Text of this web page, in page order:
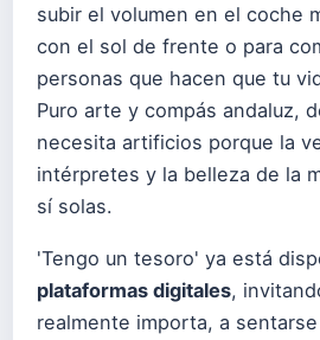
subir el volumen en el coche
con el sol de frente o para
personas que hacen que tu
Puro arte y compás andaluz,
necesita artificios porque la
intérpretes y la belleza de la
sí solas.
'Tengo un tesoro' ya está
plataformas digitales,
realmente importa, a